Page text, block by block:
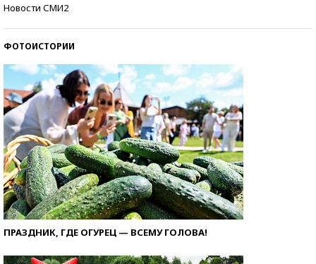
Новости СМИ2
ФОТОИСТОРИИ
ПРАЗДНИК, ГДЕ ОГУРЕЦ — ВСЕМУ ГОЛОВА!